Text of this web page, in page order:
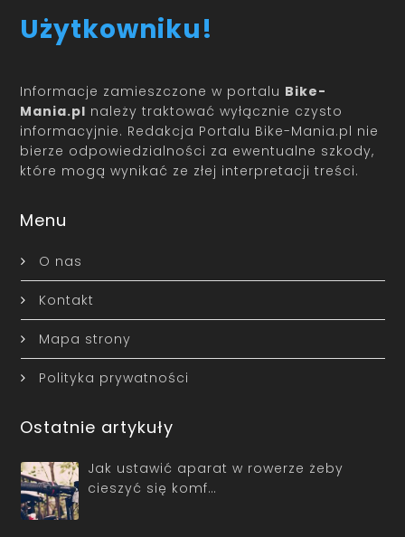
Użytkowniku!
Informacje zamieszczone w portalu Bike-
Mania.pl należy traktować wyłącznie czysto
informacyjnie. Redakcja Portalu Bike-Mania.pl nie
bierze odpowiedzialności za ewentualne szkody,
które mogą wynikać ze złej interpretacji treści.
Menu
O nas
Kontakt
Mapa strony
Polityka prywatności
Ostatnie artykuły
Jak ustawić aparat w rowerze żeby
cieszyć się komf…